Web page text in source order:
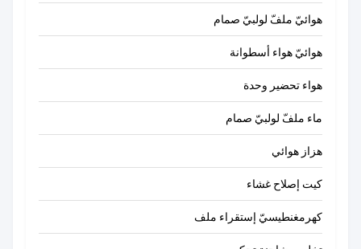
هوائيّ ملفّ لولبيّ صمام
هوائيّ هواء أسطوانة
هواء تحضير وحدة
ماء ملفّ لولبيّ صمام
هزاز هوائي
كيت إصلاح غشاء
كهرمغنطيسيّ إستقراء ملف